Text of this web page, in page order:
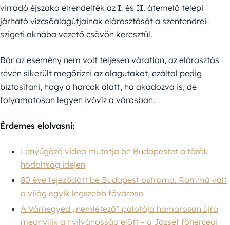
virradó éjszaka elrendelték az I. és II. átemelő telepi
járható vízcsőalagútjainak elárasztását a szentendrei-
szigeti aknába vezető csövön keresztül.
Bár az esemény nem volt teljesen váratlan, az elárasztás
révén sikerült megőrizni az alagutakat, ezáltal pedig
biztosítani, hogy a harcok alatt, ha akadozva is, de
folyamatosan legyen ivóvíz a városban.
Érdemes elolvasni:
Lenyűgöző videó mutatja be Budapestet a török
hódoltság idején
80 éve fejeződött be Budapest ostroma. Rommá vált
a világ egyik legszebb fővárosa
A Várnegyed „nemlétező” palotája hamarosan újra
megnyílik a nyilvánosság előtt – a József főhercegi